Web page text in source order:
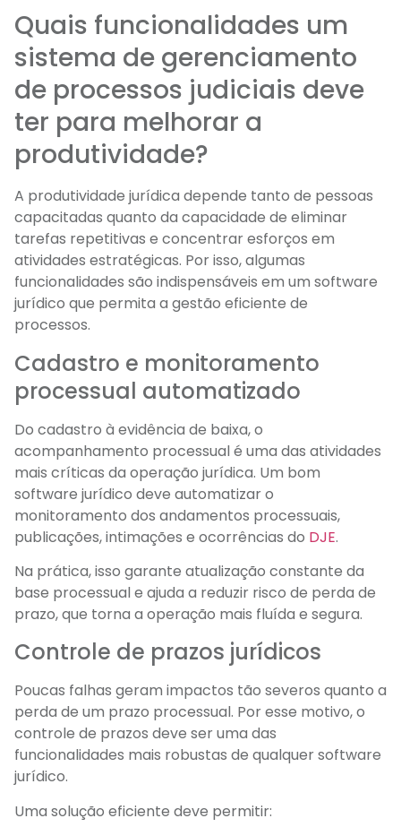
Quais funcionalidades um
sistema de gerenciamento
de processos judiciais deve
ter para melhorar a
produtividade?
A produtividade jurídica depende tanto de pessoas
capacitadas quanto da capacidade de eliminar
tarefas repetitivas e concentrar esforços em
atividades estratégicas. Por isso, algumas
funcionalidades são indispensáveis em um software
jurídico que permita a gestão eficiente de
processos.
Cadastro e monitoramento
processual automatizado
Do cadastro à evidência de baixa, o
acompanhamento processual é uma das atividades
mais críticas da operação jurídica. Um bom
software jurídico deve automatizar o
monitoramento dos andamentos processuais,
publicações, intimações e ocorrências do DJE.
Na prática, isso garante atualização constante da
base processual e ajuda a reduzir risco de perda de
prazo, que torna a operação mais fluída e segura.
Controle de prazos jurídicos
Poucas falhas geram impactos tão severos quanto a
perda de um prazo processual. Por esse motivo, o
controle de prazos deve ser uma das
funcionalidades mais robustas de qualquer software
jurídico.
Uma solução eficiente deve permitir: